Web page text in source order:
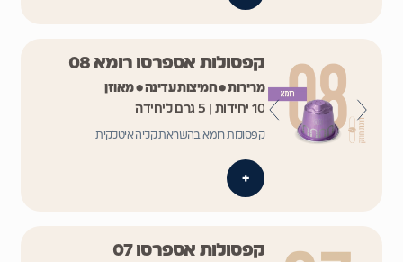
קפסולות אספרסו רומא 08
מרירות • חמיצות עדינה • מאוזן
10 יחידות | 5 גרם ליחידה
קפסולות רומא בהשראת קליה איטלקית
+
קפסולות אספרסו 07